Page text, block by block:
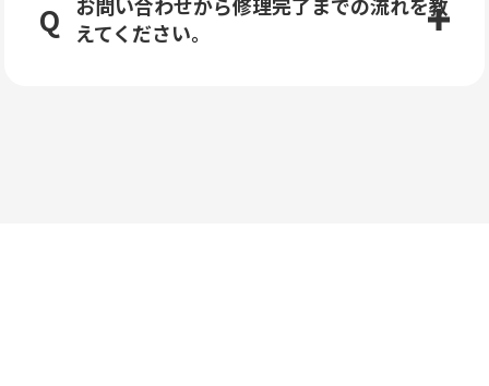
えてください。